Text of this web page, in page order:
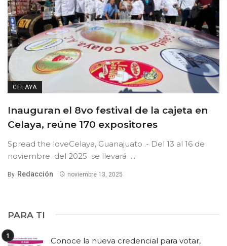
CELAYA
Inauguran el 8vo festival de la cajeta en
Celaya, reúne 170 expositores
Spread the loveCelaya, Guanajuato .- Del 13 al 16 de
noviembre del 2025 se llevará ...
By Redacción noviembre 13, 2025
PARA TI
Conoce la nueva credencial para votar,